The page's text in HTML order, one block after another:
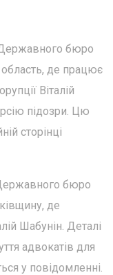
Державного бюро
область, де працює
Віталій
підозри. Цю
сторінці
Державного бюро
де
Шабунін. Деталі
адвокатів для
у повідомленні.